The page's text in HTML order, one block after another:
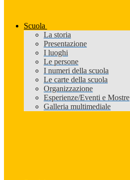
Scuola
La storia
Presentazione
I luoghi
Le persone
I numeri della scuola
Le carte della scuola
Organizzazione
Esperienze/Eventi e Mostre
Galleria multimediale